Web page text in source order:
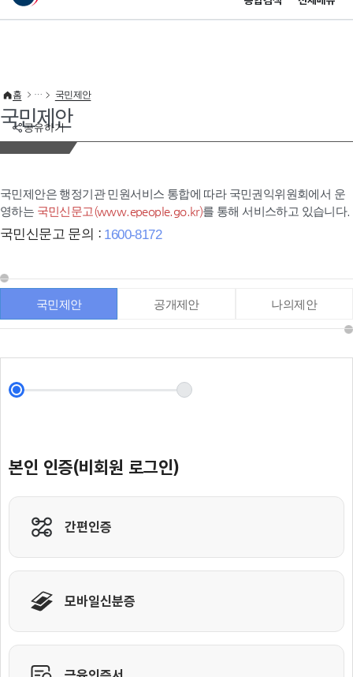
이 누리집은 대한민국 공식 전자정부 누리집입니다.
공유하기
홈 국민제안
국민제안
국민제안은 행정기관 민원서비스 통합에 따라 국민권익위원회에서 운
영하는 국민신문고(www.epeople.go.kr)를 통해 서비스하고 있습니다.
국민신문고 문의 : 1600-8172
국민제안 공개제안 나의제안